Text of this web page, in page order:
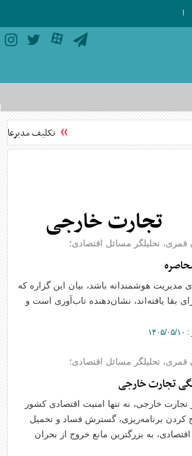
تکلیف
تجارت خارجی
تحلیلگر مسائل اقتصادی؛
مدیریت هوشمندانه باشد، بیان این گزاره که
بقا یافته‌اند، نشان‌دهنده تاب‌آوری است و
تحلیلگر مسائل اقتصادی؛
تجارت خارجی
خارجی، نه تنها امنیت اقتصادی کشور
کردن برنامه‌ریزی، گسترش فساد و تحمیل
به بزرگترین مانع خروج از بحران